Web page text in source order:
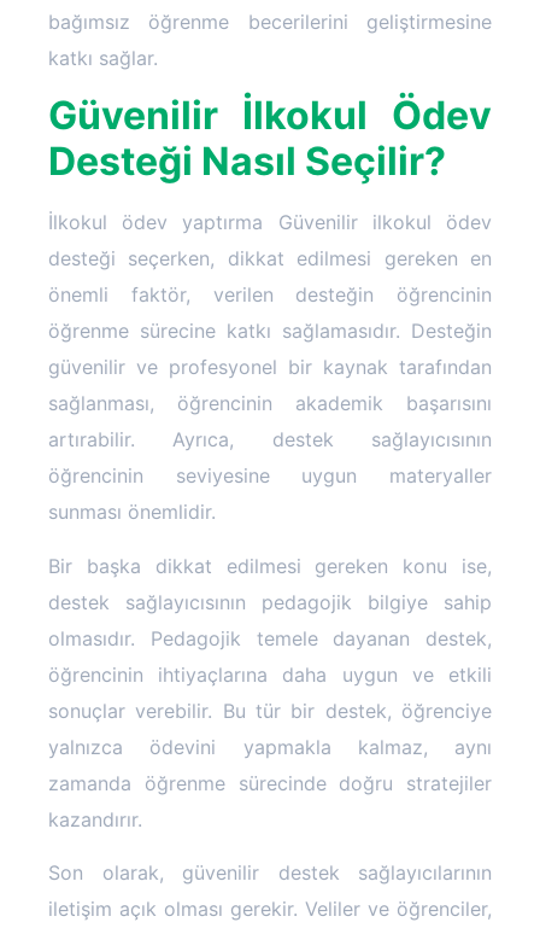
bağımsız öğrenme becerilerini geliştirmesine
katkı sağlar.
Güvenilir İlkokul Ödev
Desteği Nasıl Seçilir?
İlkokul ödev yaptırma Güvenilir ilkokul ödev
desteği seçerken, dikkat edilmesi gereken en
önemli faktör, verilen desteğin öğrencinin
öğrenme sürecine katkı sağlamasıdır. Desteğin
güvenilir ve profesyonel bir kaynak tarafından
sağlanması, öğrencinin akademik başarısını
artırabilir. Ayrıca, destek sağlayıcısının
öğrencinin seviyesine uygun materyaller
sunması önemlidir.
Bir başka dikkat edilmesi gereken konu ise,
destek sağlayıcısının pedagojik bilgiye sahip
olmasıdır. Pedagojik temele dayanan destek,
öğrencinin ihtiyaçlarına daha uygun ve etkili
sonuçlar verebilir. Bu tür bir destek, öğrenciye
yalnızca ödevini yapmakla kalmaz, aynı
zamanda öğrenme sürecinde doğru stratejiler
kazandırır.
Son olarak, güvenilir destek sağlayıcılarının
iletişim açık olması gerekir. Veliler ve öğrenciler,